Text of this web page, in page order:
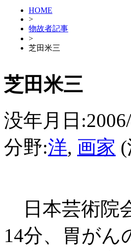
HOME
>
物故者記事
>
芝田米三
芝田米三
没年月日
分野:洋, 画家
日本芸術院
14分、胃がん